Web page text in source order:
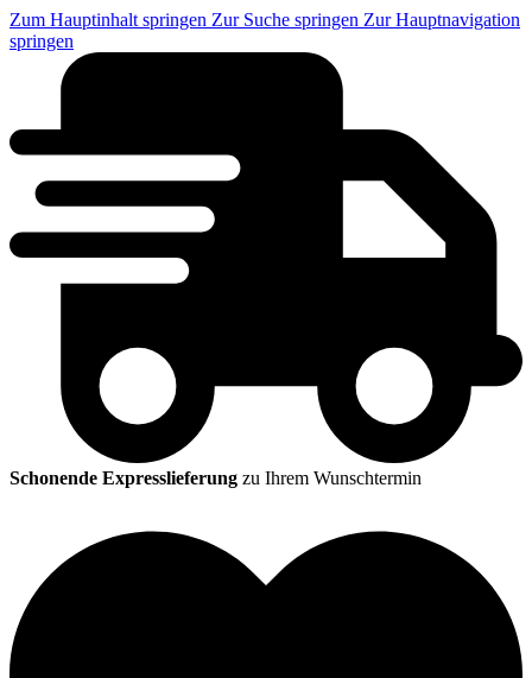
Zum Hauptinhalt springen Zur Suche springen Zur Hauptnavigation
springen
Schonende Expresslieferung zu Ihrem Wunschtermin